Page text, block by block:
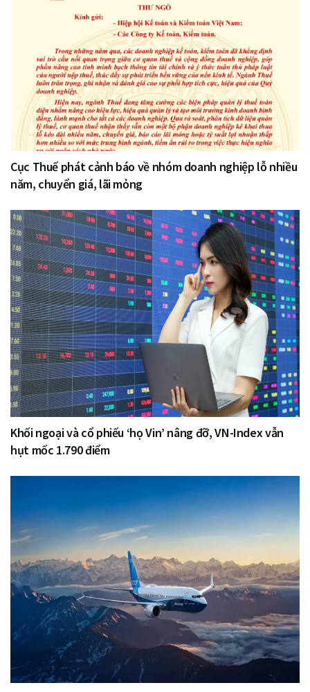
Cục Thuế phát cảnh báo về nhóm doanh nghiệp lỗ nhiều
năm, chuyển giá, lãi mỏng
Khối ngoại và cổ phiếu ‘họ Vin’ nâng đỡ, VN-Index vẫn
hụt mốc 1.790 điểm